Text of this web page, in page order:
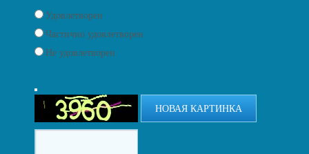
Удовлетворен
Частично удовлетворен
Не удовлетворен
НОВАЯ КАРТИНКА